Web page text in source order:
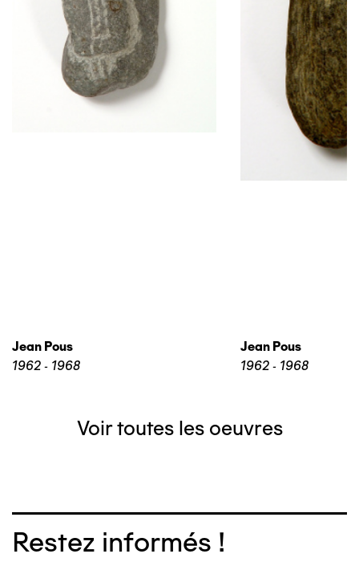
Jean Pous
1962 - 1968
Jean Pous
1962 - 1968
Voir toutes les oeuvres
Restez informés !